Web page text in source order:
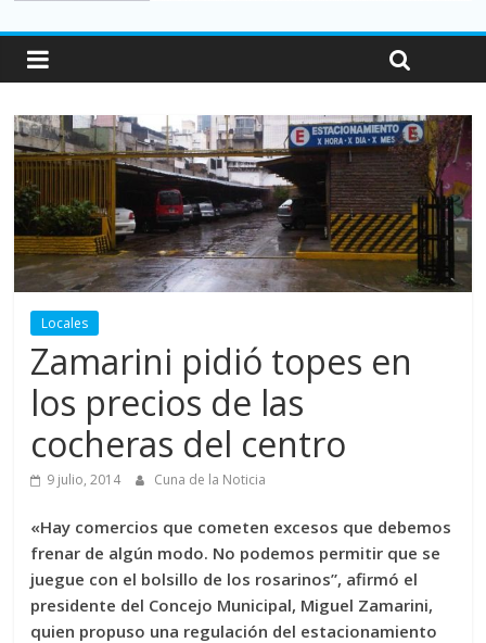
Locales
Zamarini pidió topes en
los precios de las
cocheras del centro
9 julio, 2014 Cuna de la Noticia
«Hay comercios que cometen excesos que debemos
frenar de algún modo. No podemos permitir que se
juegue con el bolsillo de los rosarinos”, afirmó el
presidente del Concejo Municipal, Miguel Zamarini,
quien propuso una regulación del estacionamiento